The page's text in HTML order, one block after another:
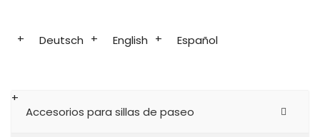
Deutsch English Español
Accesorios para sillas de paseo